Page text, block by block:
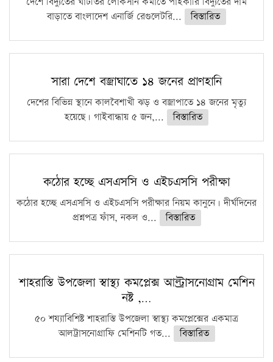
বাড়াতে বাংলাদেশ এনার্জি রেগুলেটরি...
বিস্তারিত
সারা দেশে বজ্রাঘাতে ১৪ জনের প্রাণহানি
দেশের বিভিন্ন স্থানে কালবৈশাখী ঝড় ও বজ্রাপাতে ১৪ জনের মৃত্যু
হয়েছে। গাইবান্ধায় ৫ জন,...
বিস্তারিত
কঠোর হচ্ছে এসএসসি ও এইচএসসি পরীক্ষা
কঠোর হচ্ছে এসএসসি ও এইচএসসি পরীক্ষার নিয়ম কানুনে। দীর্ঘদিনের
প্রশ্নপত্র ফাঁস, নকল ও...
বিস্তারিত
শাহরাস্তি উপজেলা স্বাস্থ্য কমপ্লেক্স আল্ট্রাসনোগ্রাম মেশিন
নষ্ট ,…
৫০ শয্যাবিশিষ্ট শাহরাস্তি উপজেলা স্বাস্থ্য কমপ্লেক্সের একমাত্র
আলট্রাসনোগ্রাফি মেশিনটি গত...
বিস্তারিত